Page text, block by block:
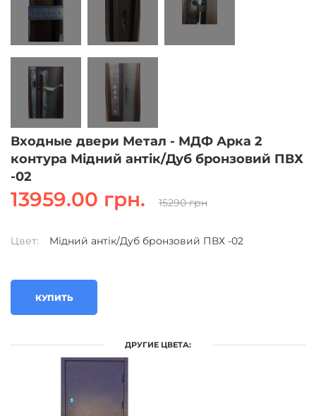
Входные двери Метал - МДФ Арка 2
контура Мідний антік/Дуб бронзовий ПВХ
-02
13959.00 грн. 15290 грн
Цвет: Мідний антік/Дуб бронзовий ПВХ -02
КУПИТЬ
ДРУГИЕ ЦВЕТА: